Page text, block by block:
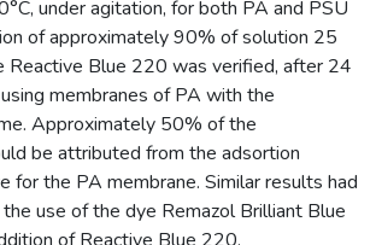
under agitation, for both PA and PSU
of approximately 90% of solution 25
Reactive Blue 220 was verified, after 24
membranes of PA with the
Approximately 50% of the
be attributed from the adsortion
for the PA membrane. Similar results had
use of the dye Remazol Brilliant Blue